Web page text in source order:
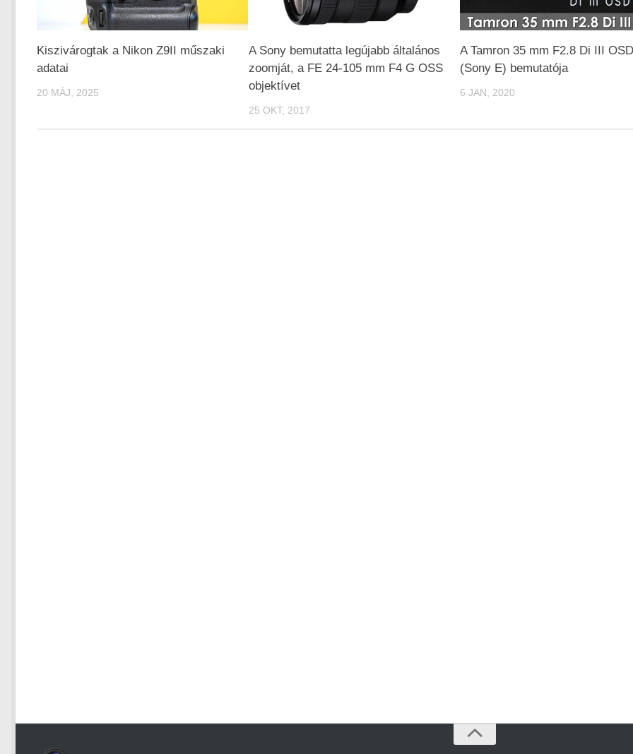
Kiszivárogtak a Nikon Z9II műszaki
adatai
20 MÁJ, 2025
A Sony bemutatta legújabb általános
zoomját, a FE 24-105 mm F4 G OSS
objektívet
25 OKT, 2017
A Tamron 35 mm F2.8 Di III
(Sony E) bemutatója
6 JAN, 2020